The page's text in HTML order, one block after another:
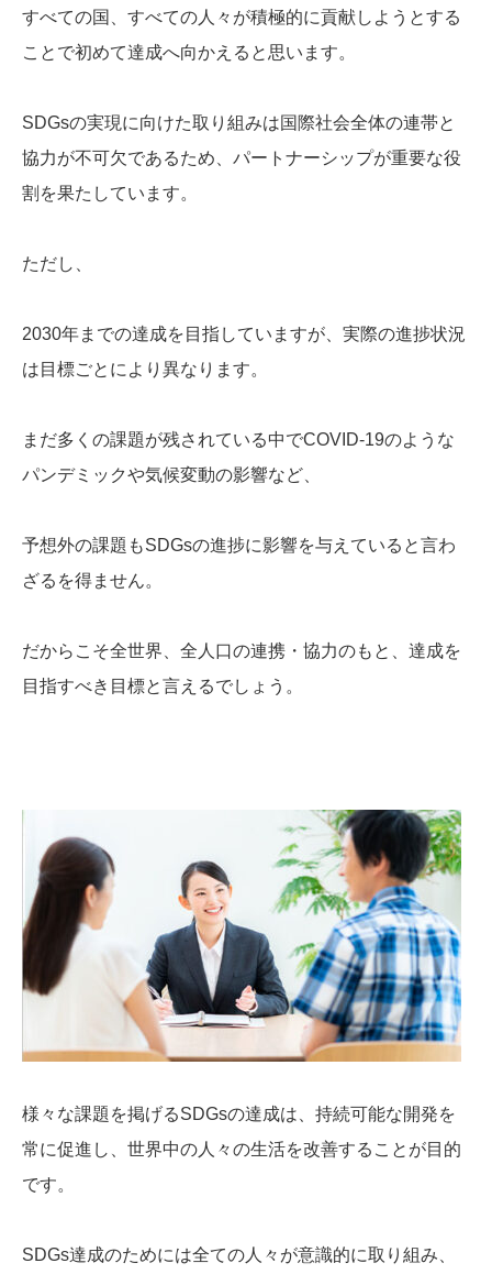
すべての国、すべての人々が積極的に貢献しようとする
ことで初めて達成へ向かえると思います。
SDGsの実現に向けた取り組みは国際社会全体の連帯と
協力が不可欠であるため、パートナーシップが重要な役
割を果たしています。
ただし、
2030年までの達成を目指していますが、実際の進捗状況
は目標ごとにより異なります。
まだ多くの課題が残されている中でCOVID-19のような
パンデミックや気候変動の影響など、
予想外の課題もSDGsの進捗に影響を与えていると言わ
ざるを得ません。
だからこそ全世界、全人口の連携・協力のもと、達成を
目指すべき目標と言えるでしょう。
様々な課題を掲げるSDGsの達成は、持続可能な開発を
常に促進し、世界中の人々の生活を改善することが目的
です。
SDGs達成のためには全ての人々が意識的に取り組み、